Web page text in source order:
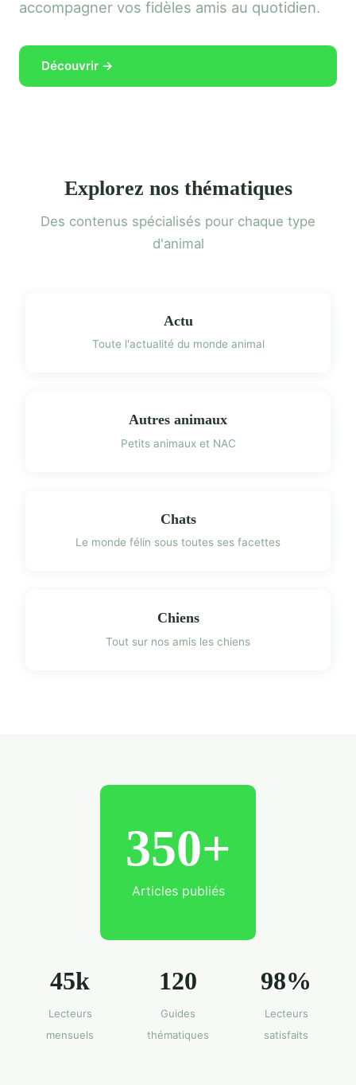
accompagner vos fidèles amis au quotidien.
Découvrir →
Explorez nos thématiques
Des contenus spécialisés pour chaque type
d'animal
Actu
Toute l'actualité du monde animal
Autres animaux
Petits animaux et NAC
Chats
Le monde félin sous toutes ses facettes
Chiens
Tout sur nos amis les chiens
350+
Articles publiés
45k
Lecteurs
mensuels
120
Guides
thématiques
98%
Lecteurs
satisfaits